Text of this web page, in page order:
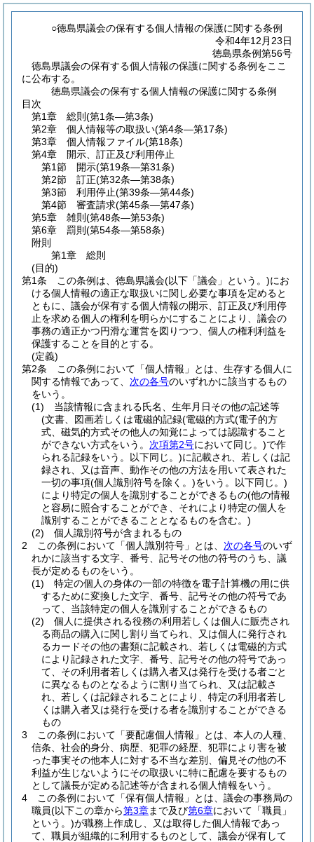
○徳島県議会の保有する個人情報の保護に関する条例
令和4年12月23日
徳島県条例第56号
徳島県議会の保有する個人情報の保護に関する条例をここ
に公布する。
徳島県議会の保有する個人情報の保護に関する条例
目次
第1章
総則 (第1条―第3条)
第2章
個人情報等の取扱い(第4条―第17条)
第3章
個人情報ファイル(第18条)
第4章
開示、訂正及び利用停止
第1節
開示(第19条―第31条)
第2節
訂正(第32条―第38条)
第3節
利用停止(第39条―第44条)
第4節
審査請求(第45条―第47条)
第5章
雑則 (第48条―第53条)
第6章
罰則 (第54条―第58条)
附則
第1章
総則
(目的)
第1条
この条例は、徳島県議会(以下「議会」という。)にお
ける個人情報の適正な取扱いに関し必要な事項を定めると
ともに、議会が保有する個人情報の開示、訂正及び利用停
止を求める個人の権利を明らかにすることにより、議会の
事務の適正かつ円滑な運営を図りつつ、個人の権利利益を
保護することを目的とする。
(定義)
第2条
この条例において「個人情報」とは、生存する個人に
関する情報であって、 次の各号のいずれかに該当するもの
をいう。
(1)
当該情報に含まれる氏名、生年月日その他の記述等
(文書、図画若しくは電磁的記録(電磁的方式(電子的方
式、磁気的方式その他人の知覚によっては認識すること
ができない方式をいう。 次項第2号において同じ。)で作
られる記録をいう。以下同じ。)に記載され、若しくは記
録され、又は音声、動作その他の方法を用いて表された
一切の事項(個人識別符号を除く。)をいう。以下同じ。)
により特定の個人を識別することができるもの(他の情報
と容易に照合することができ、それにより特定の個人を
識別することができることとなるものを含む。)
(2)
個人識別符号が含まれるもの
2
この条例において「個人識別符号」とは、 次の各号のいず
れかに該当する文字、番号、記号その他の符号のうち、議
長が定めるものをいう。
(1)
特定の個人の身体の一部の特徴を電子計算機の用に供
するために変換した文字、番号、記号その他の符号であ
って、当該特定の個人を識別することができるもの
(2)
個人に提供される役務の利用若しくは個人に販売され
る商品の購入に関し割り当てられ、又は個人に発行され
るカードその他の書類に記載され、若しくは電磁的方式
により記録された文字、番号、記号その他の符号であっ
て、その利用者若しくは購入者又は発行を受ける者ごと
に異なるものとなるように割り当てられ、又は記載さ
れ、若しくは記録されることにより、特定の利用者若し
くは購入者又は発行を受ける者を識別することができる
もの
3
この条例において「要配慮個人情報」とは、本人の人種、
信条、社会的身分、病歴、犯罪の経歴、犯罪により害を被
った事実その他本人に対する不当な差別、偏見その他の不
利益が生じないようにその取扱いに特に配慮を要するもの
として議長が定める記述等が含まれる個人情報をいう。
4
この条例において「保有個人情報」とは、議会の事務局の
職員(以下この章から第3章まで及び第6章において「職員」
という。)が職務上作成し、又は取得した個人情報であっ
て、職員が組織的に利用するものとして、議会が保有して